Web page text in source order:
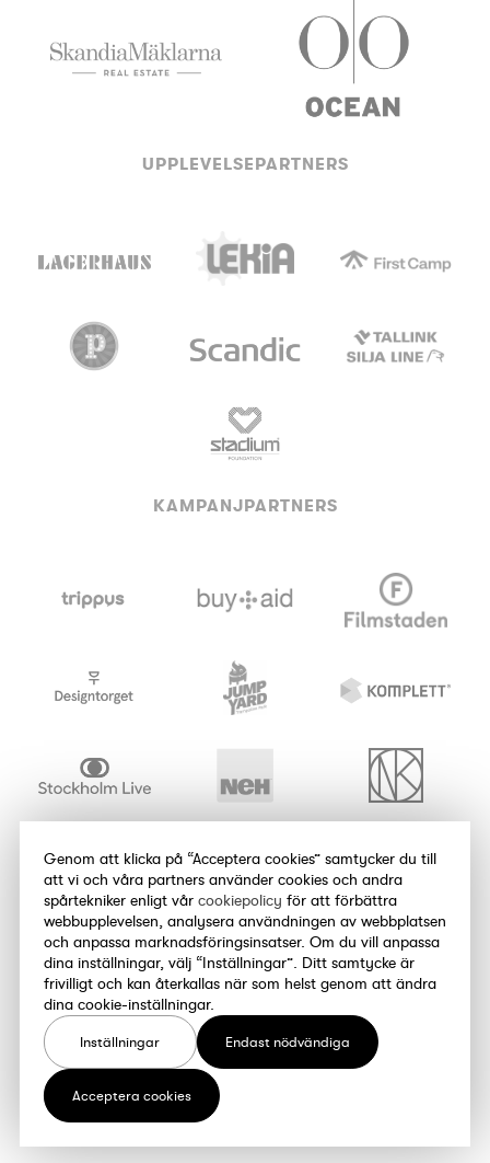
UPPLEVELSEPARTNERS
KAMPANJPARTNERS
Bli partner
Genom att klicka på “Acceptera cookies” samtycker du till
att vi och våra partners använder cookies och andra
spårtekniker enligt vår cookiepolicy för att förbättra
webbupplevelsen, analysera användningen av webbplatsen
och anpassa marknadsföringsinsatser. Om du vill anpassa
dina inställningar, välj “Inställningar”. Ditt samtycke är
frivilligt och kan återkallas när som helst genom att ändra
dina cookie-inställningar.
Inställningar Endast nödvändiga
Acceptera cookies